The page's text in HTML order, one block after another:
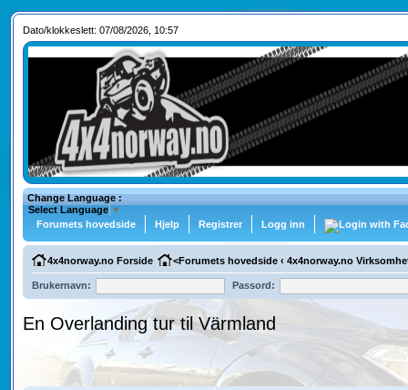
Dato/klokkeslett: 07/08/2026, 10:57
Change Language :
Select Language ▼
Forumets hovedside
Hjelp Registrer Logg inn
4x4norway.no Forside <Forumets hovedside ‹ 4x4norway.no
Brukernavn: Passord:
En Overlanding tur til Värmland